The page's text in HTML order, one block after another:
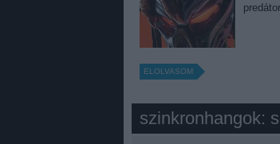
ELOLVASOM
szinkronhangok: